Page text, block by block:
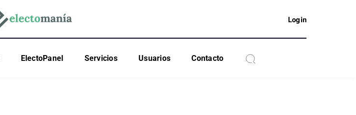
Login
ElectoPanel Servicios Usuarios Contacto